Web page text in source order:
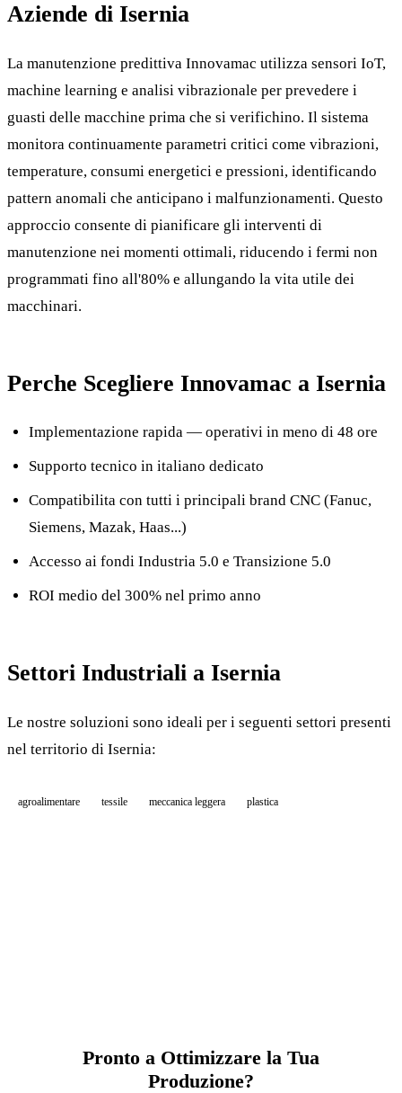
Aziende di Isernia
La manutenzione predittiva Innovamac utilizza sensori IoT,
machine learning e analisi vibrazionale per prevedere i
guasti delle macchine prima che si verifichino. Il sistema
monitora continuamente parametri critici come vibrazioni,
temperature, consumi energetici e pressioni, identificando
pattern anomali che anticipano i malfunzionamenti. Questo
approccio consente di pianificare gli interventi di
manutenzione nei momenti ottimali, riducendo i fermi non
programmati fino all'80% e allungando la vita utile dei
macchinari.
Perche Scegliere Innovamac a Isernia
Implementazione rapida — operativi in meno di 48 ore
Supporto tecnico in italiano dedicato
Compatibilita con tutti i principali brand CNC (Fanuc,
Siemens, Mazak, Haas...)
Accesso ai fondi Industria 5.0 e Transizione 5.0
ROI medio del 300% nel primo anno
Settori Industriali a Isernia
Le nostre soluzioni sono ideali per i seguenti settori presenti
nel territorio di Isernia:
agroalimentare tessile meccanica leggera plastica
Pronto a Ottimizzare la Tua
Produzione?